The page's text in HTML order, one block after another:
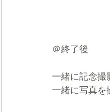
＠終了後
一緒に記念撮
一緒に写真を